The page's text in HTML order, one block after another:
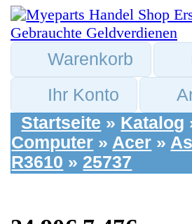
Warenkorb
Kasse
Ihr Konto
Anmelden
Startseite » Katalog
Computer »Acer»
Aspire Revo
R3610»25737
24.90€ 7.47€